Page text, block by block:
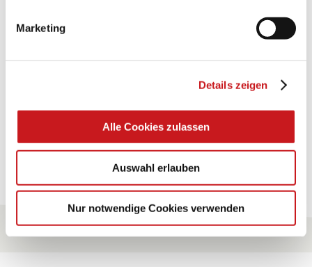
Marketing
Details zeigen
Alle Cookies zulassen
Auswahl erlauben
Nur notwendige Cookies verwenden
Glänzende Ideen mit wasserfestem Papier. Perfekt zu
Zu allen Tipps